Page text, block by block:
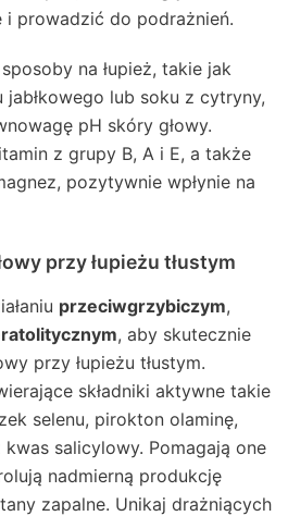
prowadzić do podrażnień.
na łupież, takie jak
jabłkowego lub soku z cytryny,
pH skóry głowy.
z grupy B, A i E, a także
pozytywnie wpłynie na
przy łupieżu tłustym
przeciwgrzybiczym,
, aby skutecznie
przy łupieżu tłustym.
składniki aktywne takie
selenu, pirokton olaminę,
salicylowy. Pomagają one
nadmierną produkcję
zapalne. Unikaj drażniących